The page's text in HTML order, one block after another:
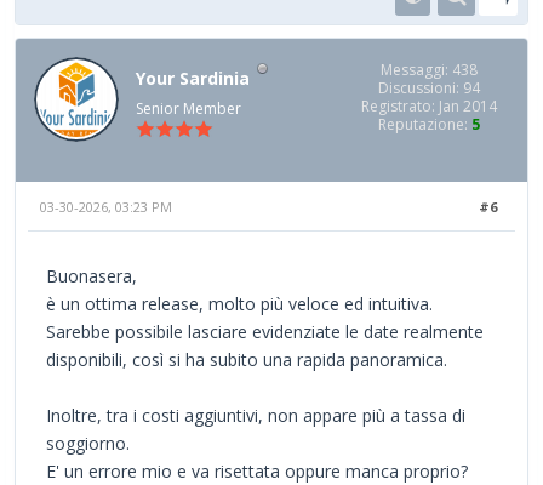
Your Sardinia
Senior Member
Messaggi: 438
Discussioni: 94
Registrato: Jan 2014
Reputazione: 5
#6
03-30-2026, 03:23 PM
Buonasera,
è un ottima release, molto più veloce ed intuitiva.
Sarebbe possibile lasciare evidenziate le date realmente
disponibili, così si ha subito una rapida panoramica.
Inoltre, tra i costi aggiuntivi, non appare più a tassa di
soggiorno.
E' un errore mio e va risettata oppure manca proprio?